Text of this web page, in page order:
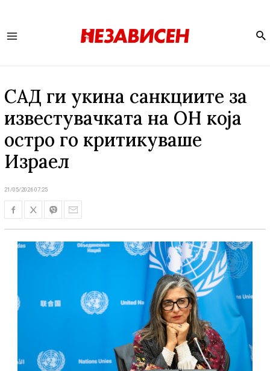
САД ги укина санкциите за
известувачката на ОН која
остро го критикуваше
Израел
21/05/2026 07:25